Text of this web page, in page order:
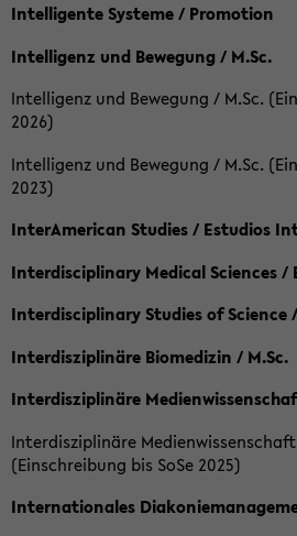
Intelligente Systeme / Promotion
Intelligenz und Bewegung / M.Sc.
Intelligenz und Bewegung / M.Sc.
2026)
Intelligenz und Bewegung / M.Sc.
2023)
InterAmerican Studies / Estudios
Interdisciplinary Medical Sciences /
Interdisciplinary Studies of Science
Interdisziplinäre Biomedizin / M.Sc.
Interdisziplinäre
Interdisziplinäre Medienwissenschaft
(Einschreibung bis SoSe 2025)
Internationales